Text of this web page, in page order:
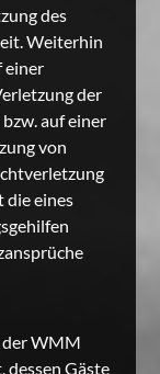
des
Weiterhin
einer
der
auf einer
von
eines
der WMM
dessen Gäste